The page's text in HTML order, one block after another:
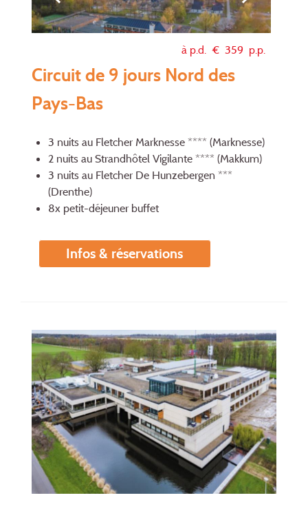
à p.d. € 359 p.p.
Circuit de 9 jours Nord des
Pays-Bas
3 nuits au Fletcher Marknesse **** (Marknesse)
2 nuits au Strandhôtel Vigilante **** (Makkum)
3 nuits au Fletcher De Hunzebergen ***
(Drenthe)
8x petit-déjeuner buffet
Infos & réservations